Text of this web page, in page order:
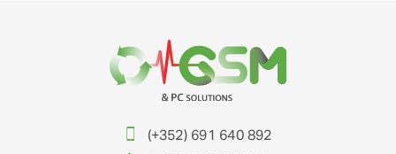
(+352) 691 640 892